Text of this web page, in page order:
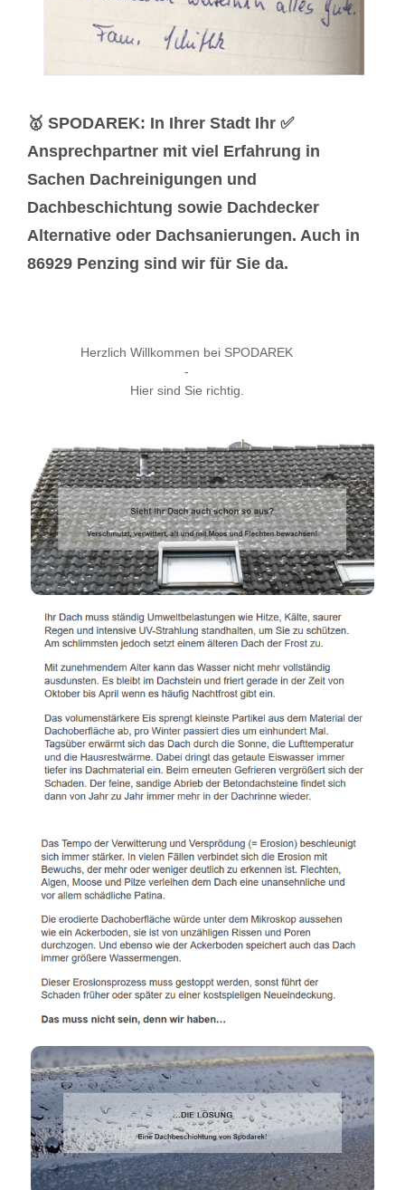
🥇 SPODAREK: In Ihrer Stadt Ihr ✅
Ansprechpartner mit viel Erfahrung in
Sachen Dachreinigungen und
Dachbeschichtung sowie Dachdecker
Alternative oder Dachsanierungen. Auch in
86929 Penzing sind wir für Sie da.
Herzlich Willkommen bei SPODAREK
-
Hier sind Sie richtig.